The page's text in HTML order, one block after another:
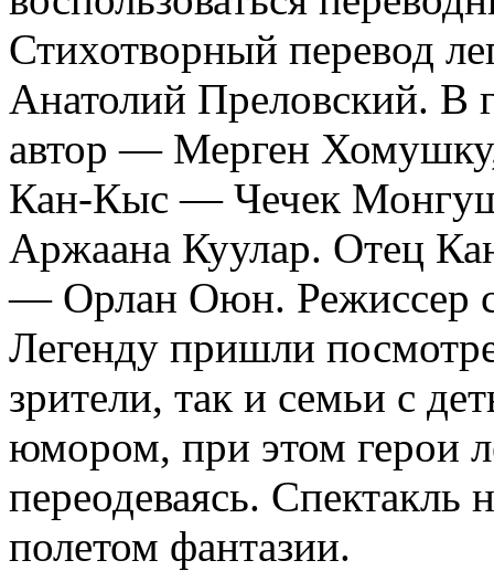
Стихотворный перевод
Анатолий Преловский. В
автор — Мерген
Кан-Кыс — Чечек
Аржаана Куулар. Отец
— Орлан Оюн. Режиссер
Легенду пришли
зрители, так и семьи с
юмором, при этом герои
переодеваясь. Спектакль
полетом фантазии.